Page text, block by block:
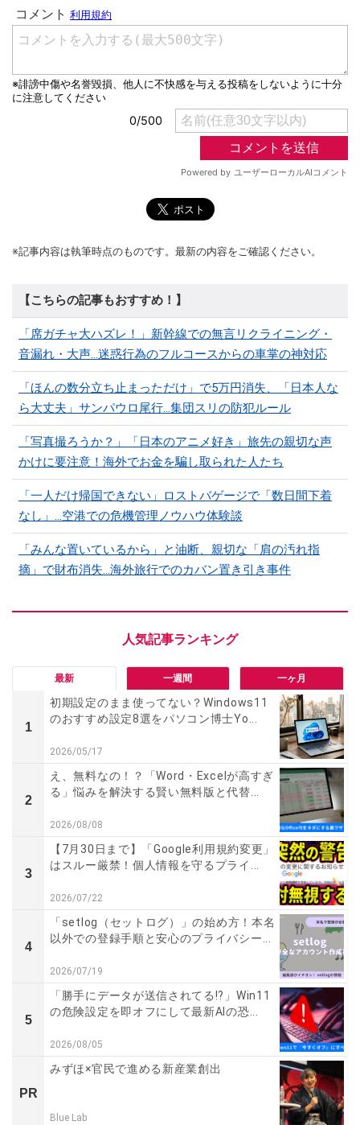
※記事内容は執筆時点のものです。最新の内容をご確認ください。
【こちらの記事もおすすめ！】
「席ガチャ大ハズレ！」新幹線での無言リクライニング・
音漏れ・大声...迷惑行為のフルコースからの車掌の神対応
「ほんの数分立ち止まっただけ」で5万円消失、「日本人な
ら大丈夫」サンパウロ尾行…集団スリの防犯ルール
「写真撮ろうか？」「日本のアニメ好き」旅先の親切な声
かけに要注意！海外でお金を騙し取られた人たち
「一人だけ帰国できない」ロストバゲージで「数日間下着
なし」…空港での危機管理ノウハウ体験談
「みんな置いているから」と油断、親切な「肩の汚れ指
摘」で財布消失…海外旅行でのカバン置き引き事件
最新 一週間 一ヶ月
1
初期設定のまま使ってない？Windows11
のおすすめ設定8選をパソコン博士Yo...
2026/05/17
2
え、無料なの！？「Word・Excelが高すぎ
る」悩みを解決する賢い無料版と代替...
2026/08/08
3
【7月30日まで】「Google利用規約変更」
はスルー厳禁！個人情報を守るプライ...
2026/07/22
4
「setlog（セットログ）」の始め方！本名
以外での登録手順と安心のプライバシー...
2026/07/19
5
「勝手にデータが送信されてる!?」Win11
の危険設定を即オフにして最新AIの恐...
2026/08/05
PR
みずほ×官民で進める新産業創出
Blue Lab